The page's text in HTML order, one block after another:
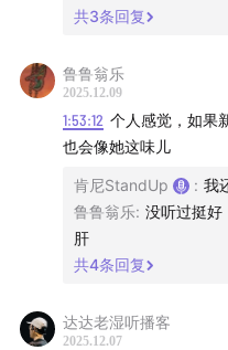
共3条回复
鲁鲁翁乐
2025.12.09
1:53:12 个人感觉，如果
也会像她这味儿
肯尼StandUp : 我
鲁鲁翁乐: 没听过挺好
肝
共4条回复
达达老湿听播客
2025.12.07